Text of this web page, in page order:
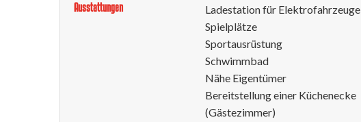
Ausstattungen
Ladestation für Elektrofahrzeuge
Spielplätze
Sportausrüstung
Schwimmbad
Nähe Eigentümer
Bereitstellung einer Küchenecke
(Gästezimmer)